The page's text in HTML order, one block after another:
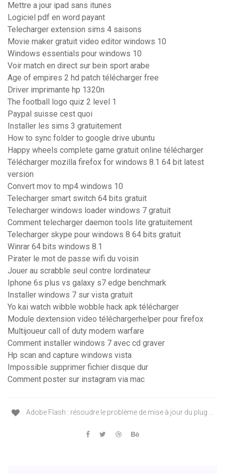
Mettre a jour ipad sans itunes
Logiciel pdf en word payant
Telecharger extension sims 4 saisons
Movie maker gratuit video editor windows 10
Windows essentials pour windows 10
Voir match en direct sur bein sport arabe
Age of empires 2 hd patch télécharger free
Driver imprimante hp 1320n
The football logo quiz 2 level 1
Paypal suisse cest quoi
Installer les sims 3 gratuitement
How to sync folder to google drive ubuntu
Happy wheels complete game gratuit online télécharger
Télécharger mozilla firefox for windows 8.1 64 bit latest
version
Convert mov to mp4 windows 10
Telecharger smart switch 64 bits gratuit
Telecharger windows loader windows 7 gratuit
Comment telecharger daemon tools lite gratuitement
Telecharger skype pour windows 8 64 bits gratuit
Winrar 64 bits windows 8.1
Pirater le mot de passe wifi du voisin
Jouer au scrabble seul contre lordinateur
Iphone 6s plus vs galaxy s7 edge benchmark
Installer windows 7 sur vista gratuit
Yo kai watch wibble wobble hack apk télécharger
Module dextension video téléchargerhelper pour firefox
Multijoueur call of duty modern warfare
Comment installer windows 7 avec cd graver
Hp scan and capture windows vista
Impossible supprimer fichier disque dur
Comment poster sur instagram via mac
Adobe Flash : résoudre le problème de mise à jour du plug ...